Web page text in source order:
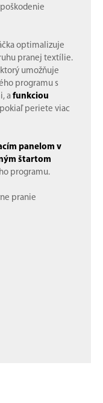
optimalizuje
pranej textílie.
umožňuje
programu s
afunkciou
periete viac
panelom v
štartom
programu.
pranie